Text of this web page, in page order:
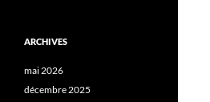
ARCHIVES
mai 2026
décembre 2025